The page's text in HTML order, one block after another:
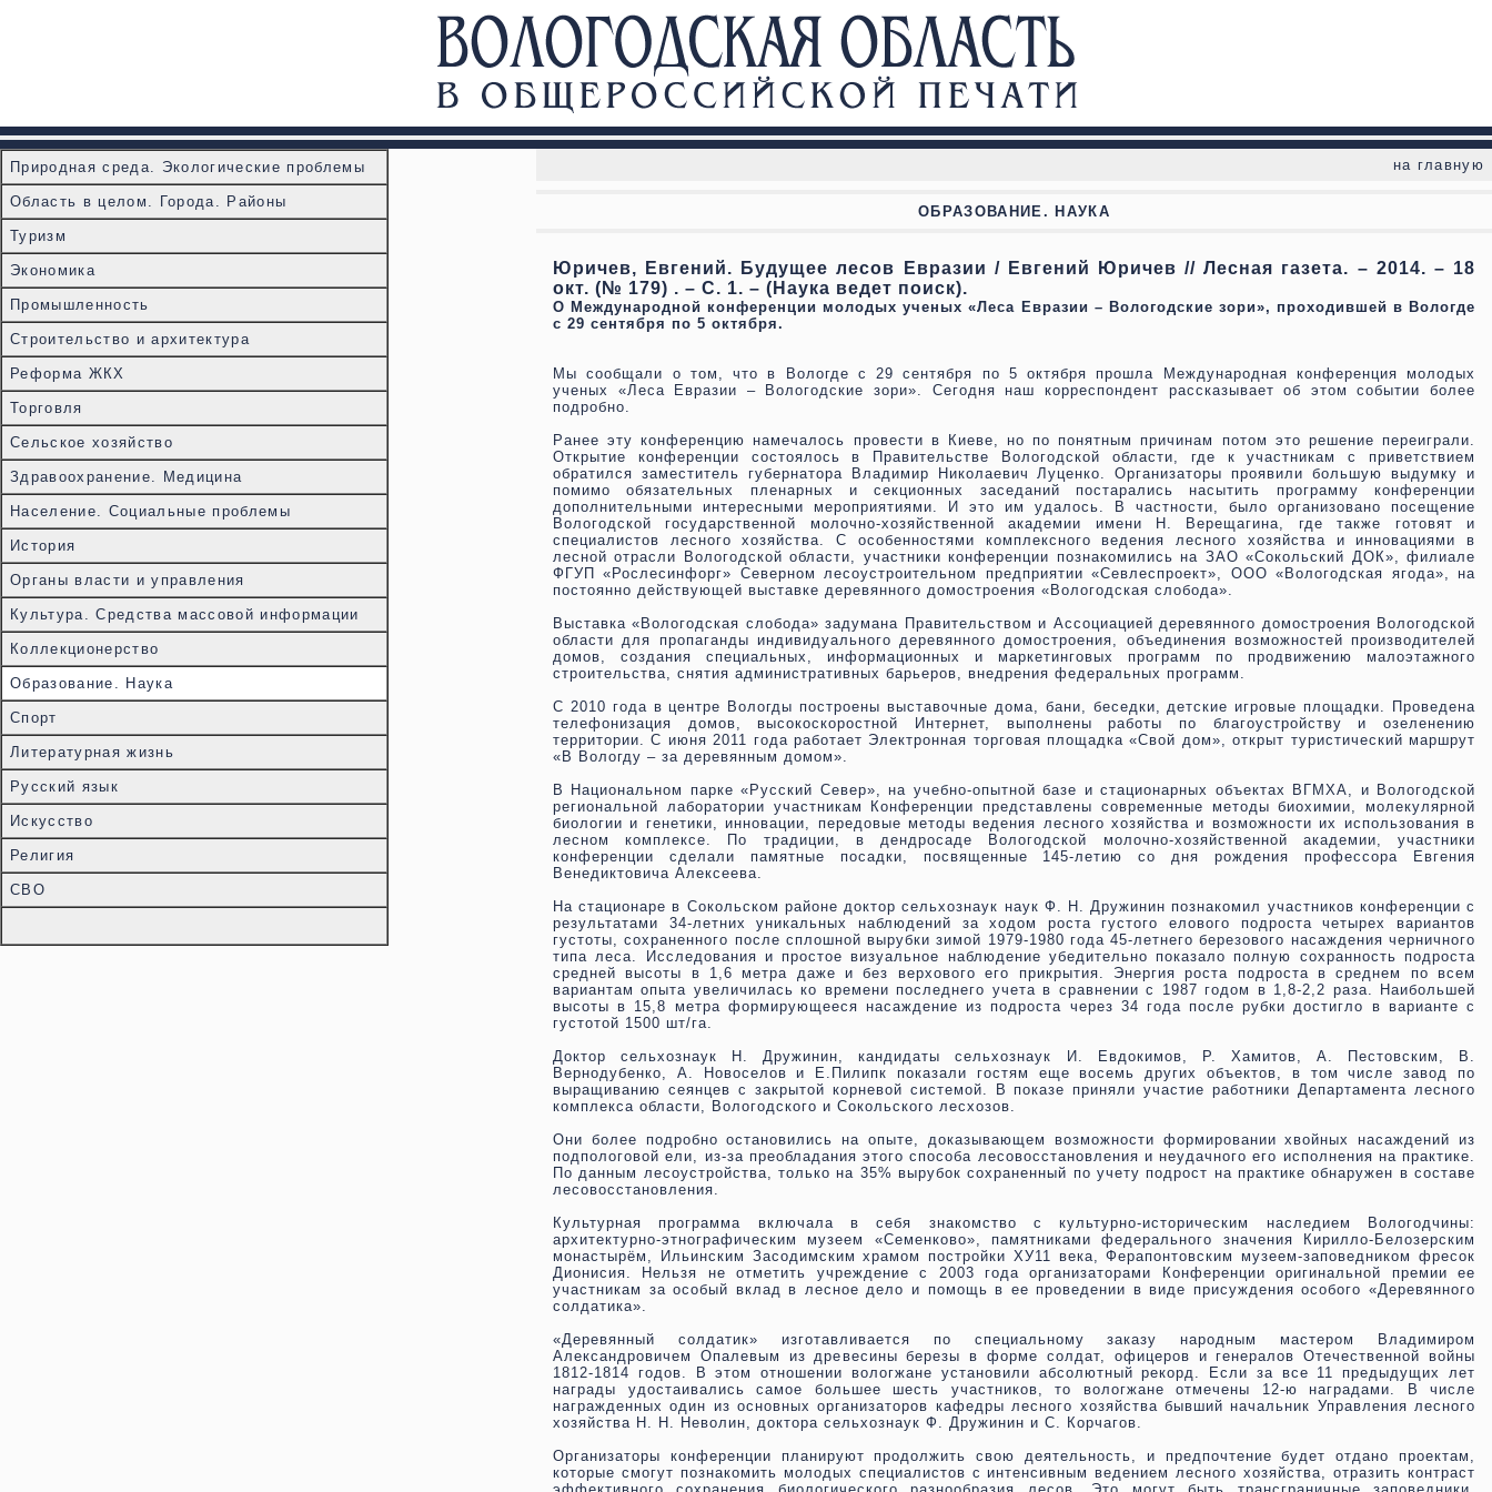
Природная среда. Экологические проблемы
Область в целом. Города. Районы
Туризм
Экономика
Промышленность
Строительство и архитектура
Реформа ЖКХ
Торговля
Сельское хозяйство
Здравоохранение. Медицина
Население. Социальные проблемы
История
Органы власти и управления
Культура. Средства массовой информации
Коллекционерство
Образование. Наука
Спорт
Литературная жизнь
Русский язык
Искусство
Религия
СВО
на главную
ОБРАЗОВАНИЕ. НАУКА
Юричев, Евгений. Будущее лесов Евразии / Евгений Юричев // Лесная газета. – 2014. – 18
окт. (№ 179) . – С. 1. – (Наука ведет поиск).
О Международной конференции молодых ученых «Леса Евразии – Вологодские зори», проходившей в Вологде
с 29 сентября по 5 октября.
Мы сообщали о том, что в Вологде с 29 сентября по 5 октября прошла Международная конференция молодых
ученых «Леса Евразии – Вологодские зори». Сегодня наш корреспондент рассказывает об этом событии более
подробно.
Ранее эту конференцию намечалось провести в Киеве, но по понятным причинам потом это решение переиграли.
Открытие конференции состоялось в Правительстве Вологодской области, где к участникам с приветствием
обратился заместитель губернатора Владимир Николаевич Луценко. Организаторы проявили большую выдумку и
помимо обязательных пленарных и секционных заседаний постарались насытить программу конференции
дополнительными интересными мероприятиями. И это им удалось. В частности, было организовано посещение
Вологодской государственной молочно-хозяйственной академии имени Н. Верещагина, где также готовят и
специалистов лесного хозяйства. С особенностями комплексного ведения лесного хозяйства и инновациями в
лесной отрасли Вологодской области, участники конференции познакомились на ЗАО «Сокольский ДОК», филиале
ФГУП «Рослесинфорг» Северном лесоустроительном предприятии «Севлеспроект», ООО «Вологодская ягода», на
постоянно действующей выставке деревянного домостроения «Вологодская слобода».
Выставка «Вологодская слобода» задумана Правительством и Ассоциацией деревянного домостроения Вологодской
области для пропаганды индивидуального деревянного домостроения, объединения возможностей производителей
домов, создания специальных, информационных и маркетинговых программ по продвижению малоэтажного
строительства, снятия административных барьеров, внедрения федеральных программ.
С 2010 года в центре Вологды построены выставочные дома, бани, беседки, детские игровые площадки. Проведена
телефонизация домов, высокоскоростной Интернет, выполнены работы по благоустройству и озеленению
территории. С июня 2011 года работает Электронная торговая площадка «Свой дом», открыт туристический маршрут
«В Вологду – за деревянным домом».
В Национальном парке «Русский Север», на учебно-опытной базе и стационарных объектах ВГМХА, и Вологодской
региональной лаборатории участникам Конференции представлены современные методы биохимии, молекулярной
биологии и генетики, инновации, передовые методы ведения лесного хозяйства и возможности их использования в
лесном комплексе. По традиции, в дендросаде Вологодской молочно-хозяйственной академии, участники
конференции сделали памятные посадки, посвященные 145-летию со дня рождения профессора Евгения
Венедиктовича Алексеева.
На стационаре в Сокольском районе доктор сельхознаук наук Ф. Н. Дружинин познакомил участников конференции с
результатами 34-летних уникальных наблюдений за ходом роста густого елового подроста четырех вариантов
густоты, сохраненного после сплошной вырубки зимой 1979-1980 года 45-летнего березового насаждения черничного
типа леса. Исследования и простое визуальное наблюдение убедительно показало полную сохранность подроста
средней высоты в 1,6 метра даже и без верхового его прикрытия. Энергия роста подроста в среднем по всем
вариантам опыта увеличилась ко времени последнего учета в сравнении с 1987 годом в 1,8-2,2 раза. Наибольшей
высоты в 15,8 метра формирующееся насаждение из подроста через 34 года после рубки достигло в варианте с
густотой 1500 шт/га.
Доктор сельхознаук Н. Дружинин, кандидаты сельхознаук И. Евдокимов, Р. Хамитов, А. Пестовским, В.
Вернодубенко, А. Новоселов и Е.Пилипк показали гостям еще восемь других объектов, в том числе завод по
выращиванию сеянцев с закрытой корневой системой. В показе приняли участие работники Департамента лесного
комплекса области, Вологодского и Сокольского лесхозов.
Они более подробно остановились на опыте, доказывающем возможности формировании хвойных насаждений из
подпологовой ели, из-за преобладания этого способа лесовосстановления и неудачного его исполнения на практике.
По данным лесоустройства, только на 35% вырубок сохраненный по учету подрост на практике обнаружен в составе
лесовосстановления.
Культурная программа включала в себя знакомство с культурно-историческим наследием Вологодчины:
архитектурно-этнографическим музеем «Семенково», памятниками федерального значения Кирилло-Белозерским
монастырём, Ильинским Засодимским храмом постройки ХУ11 века, Ферапонтовским музеем-заповедником фресок
Дионисия. Нельзя не отметить учреждение с 2003 года организаторами Конференции оригинальной премии ее
участникам за особый вклад в лесное дело и помощь в ее проведении в виде присуждения особого «Деревянного
солдатика».
«Деревянный солдатик» изготавливается по специальному заказу народным мастером Владимиром
Александровичем Опалевым из древесины березы в форме солдат, офицеров и генералов Отечественной войны
1812-1814 годов. В этом отношении вологжане установили абсолютный рекорд. Если за все 11 предыдущих лет
награды удостаивались самое большее шесть участников, то вологжане отмечены 12-ю наградами. В числе
награжденных один из основных организаторов кафедры лесного хозяйства бывший начальник Управления лесного
хозяйства Н. Н. Неволин, доктора сельхознаук Ф. Дружинин и С. Корчагов.
Организаторы конференции планируют продолжить свою деятельность, и предпочтение будет отдано проектам,
которые смогут познакомить молодых специалистов с интенсивным ведением лесного хозяйства, отразить контраст